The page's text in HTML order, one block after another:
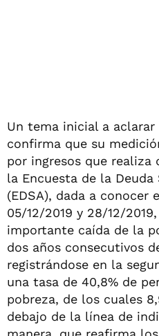
Un tema inicial a aclarar
confirma que su
por ingresos que realiza
la Encuesta de la Deuda
(EDSA), dada a conocer
05/12/2019 y 28/12/
importante caída de la
dos años consecutivos
registrándose en la
una tasa de 40,8% de
pobreza, de los cuales
debajo de la línea de